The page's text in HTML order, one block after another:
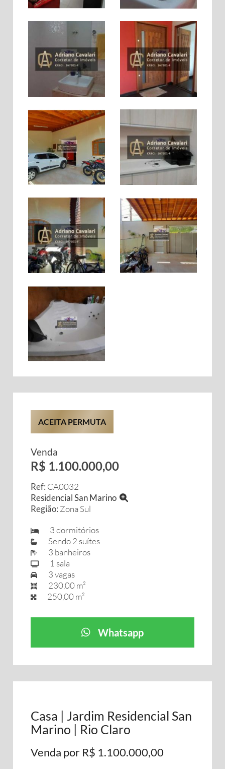
ACEITA PERMUTA
Venda
R$ 1.100.000,00
Ref: CA0032
Residencial San Marino
Região: Zona Sul
3 dormitórios
Sendo 2 suítes
3 banheiros
1 sala
3 vagas
230,00 m²
250,00 m²
Whatsapp
Casa | Jardim Residencial San
Marino | Rio Claro
Venda por R$ 1.100.000,00